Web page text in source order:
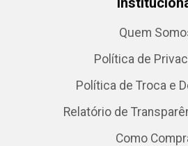
Quem
Política de
Política de Troca e
Relatório de
Como